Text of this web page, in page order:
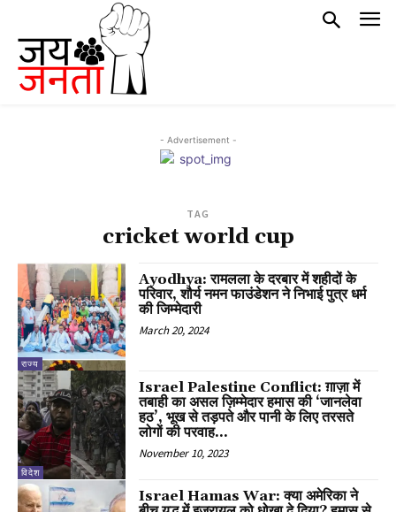
- Advertisement -
TAG
cricket world cup
राज्य
Ayodhya: रामलला के दरबार में शहीदों के
परिवार, शौर्य नमन फाउंडेशन ने निभाई पुत्र धर्म
की जिम्मेदारी
March 20, 2024
विदेश
Israel Palestine Conflict: ग़ाज़ा में
तबाही का असल ज़िम्मेदार हमास की ‘जानलेवा
हठ’, भूख से तड़पते और पानी के लिए तरसते
लोगों की परवाह...
November 10, 2023
Israel Hamas War: क्या अमेरिका ने